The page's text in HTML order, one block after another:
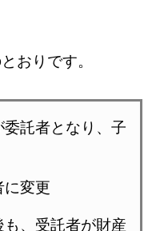
おりです。
託者となり、子
に変更
、受託者が財産